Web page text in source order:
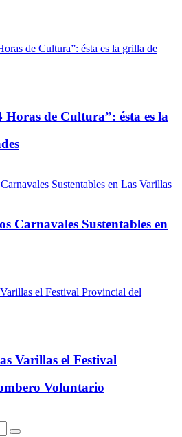
Horas de Cultura”: ésta es la
Carnavales Sustentables en
Varillas el Festival
Voluntario